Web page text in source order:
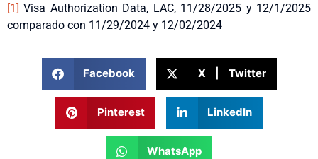
[1] Visa Authorization Data, LAC, 11/28/2025 y 12/1/2025
comparado con 11/29/2024 y 12/02/2024
Facebook X | Twitter
Pinterest LinkedIn
WhatsApp